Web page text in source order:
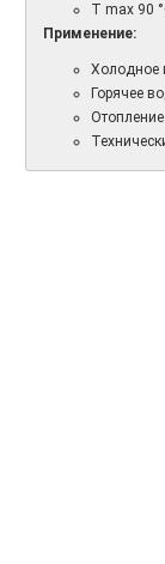
T max 90
Применение:
Холодное
Горячее
Отопление